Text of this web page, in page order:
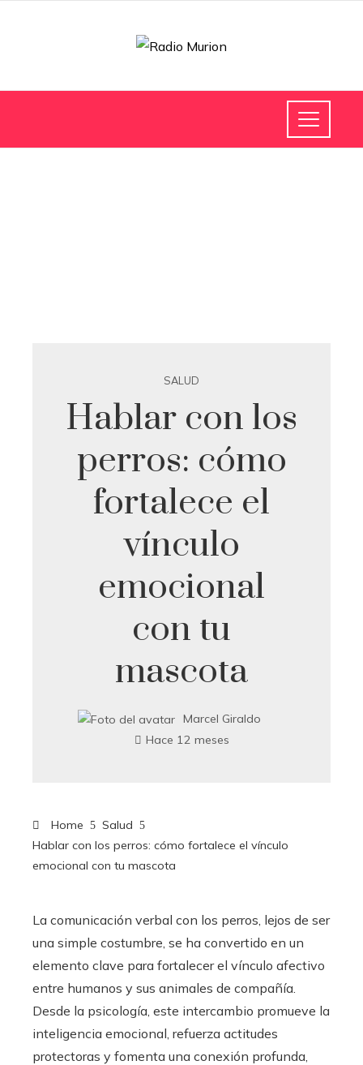
SALUD
Hablar con los
perros: cómo
fortalece el
vínculo
emocional
con tu
mascota
Marcel Giraldo
Hace 12 meses
Home
Salud
Hablar con los perros: cómo fortalece el vínculo
emocional con tu mascota
La comunicación verbal con los perros, lejos de ser
una simple costumbre, se ha convertido en un
elemento clave para fortalecer el vínculo afectivo
entre humanos y sus animales de compañía.
Desde la psicología, este intercambio promueve la
inteligencia emocional, refuerza actitudes
protectoras y fomenta una conexión profunda,